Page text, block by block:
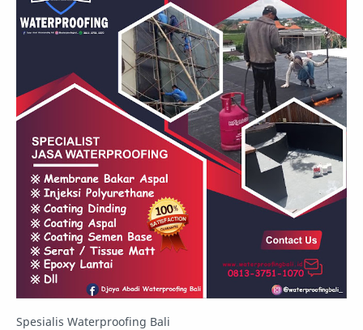
Spesialis Waterproofing Bali